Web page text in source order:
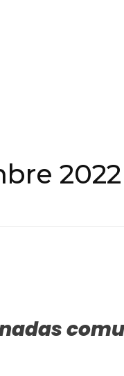
2022